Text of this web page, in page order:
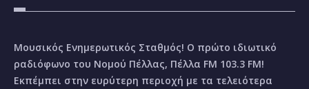
Μουσικός Ενημερωτικός Σταθμός! Ο πρώτο ιδιωτικό
ραδιόφωνο του Νομού Πέλλας, Πέλλα FM 103.3 FM!
Εκπέμπει στην ευρύτερη περιοχή με τα τελειότερα